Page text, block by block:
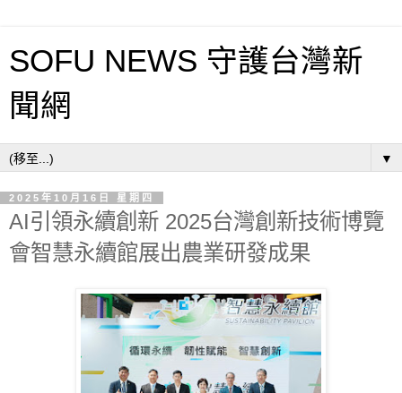
SOFU NEWS 守護台灣新
聞網
▼
2025年10月16日 星期四
AI引領永續創新 2025台灣創新技術博覽
會智慧永續館展出農業研發成果